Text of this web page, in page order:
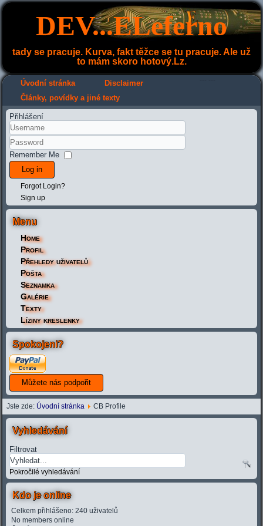
DEV...ELeferno
tady se pracuje. Kurva, fakt těžce se tu pracuje. Ale už
to mám skoro hotový.Lz.
Úvodní stránka Disclaimer
Články, povídky a jiné texty
Přihlášení
Remember Me
Log in
Forgot Login?
Sign up
Menu
Home
Profil
Přehledy uživatelů
Pošta
Seznamka
Galérie
Texty
Líziny kreslenky
Spokojeni?
Jste zde: Úvodní stránka CB Profile
Vyhledávání
Filtrovat
Pokročilé vyhledávání
Kdo je online
Celkem přihlášeno: 240 uživatelů
No members online